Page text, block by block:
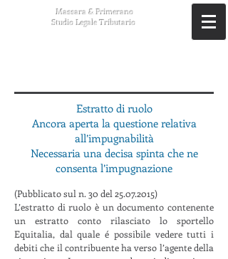
Massara & Primerano
Studio Legale Tributario
Estratto di ruolo
Ancora aperta la questione relativa
all’impugnabilità
Necessaria una decisa spinta che ne
consenta l’impugnazione
(Pubblicato sul n. 30 del 25.07.2015)
L’estratto di ruolo è un documento contenente
un estratto conto rilasciato lo sportello
Equitalia, dal quale é possibile vedere tutti i
debiti che il contribuente ha verso l’agente della